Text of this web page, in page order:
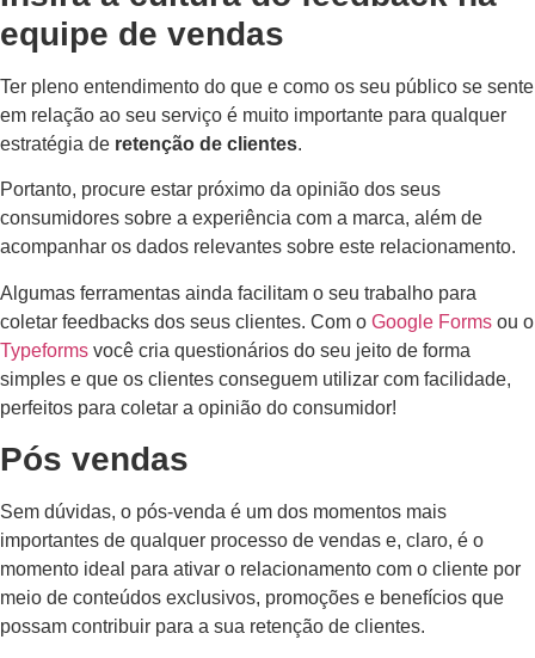
equipe de vendas
Ter pleno entendimento do que e como os seu público se sente
em relação ao seu serviço é muito importante para qualquer
estratégia de retenção de clientes.
Portanto, procure estar próximo da opinião dos seus
consumidores sobre a experiência com a marca, além de
acompanhar os dados relevantes sobre este relacionamento.
Algumas ferramentas ainda facilitam o seu trabalho para
coletar feedbacks dos seus clientes. Com o Google Forms ou o
Typeforms você cria questionários do seu jeito de forma
simples e que os clientes conseguem utilizar com facilidade,
perfeitos para coletar a opinião do consumidor!
Pós vendas
Sem dúvidas, o pós-venda é um dos momentos mais
importantes de qualquer processo de vendas e, claro, é o
momento ideal para ativar o relacionamento com o cliente por
meio de conteúdos exclusivos, promoções e benefícios que
possam contribuir para a sua retenção de clientes.